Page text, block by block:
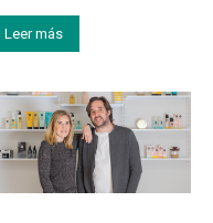
Leer más